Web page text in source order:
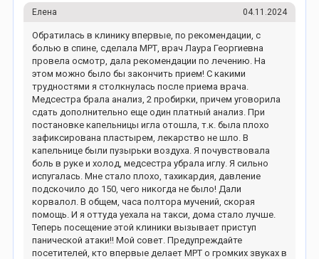
Елена 04.11.2024
Обратилась в клинику впервые, по рекомендации, с
болью в спине, сделала МРТ, врач Лаура Георгиевна
провела осмотр, дала рекомендации по лечению. На
этом можно было бы закончить прием! С какими
трудностями я столкнулась после приема врача.
Медсестра брала анализ, 2 пробирки, причем уговорила
сдать дополнительно еще один платный анализ. При
постановке капельницы игла отошла, т.к. была плохо
зафиксирована пластырем, лекарство не шло. В
капельнице были пузырьки воздуха. Я почувствовала
боль в руке и холод, медсестра убрала иглу. Я сильно
испугалась. Мне стало плохо, тахикардия, давление
подскочило до 150, чего никогда не было! Дали
корвалол. В общем, часа полтора мучений, скорая
помощь. И я оттуда уехала на такси, дома стало лучше.
Теперь посещение этой клиники вызывает приступ
панической атаки!! Мой совет. Предупреждайте
посетителей, кто впервые делает МРТ о громких звуках в